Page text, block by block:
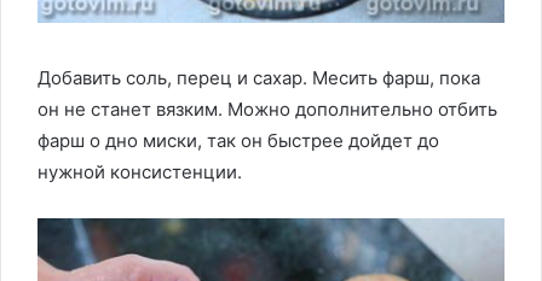
Добавить соль, перец и сахар. Месить фарш, пока
он не станет вязким. Можно дополнительно отбить
фарш о дно миски, так он быстрее дойдет до
нужной консистенции.